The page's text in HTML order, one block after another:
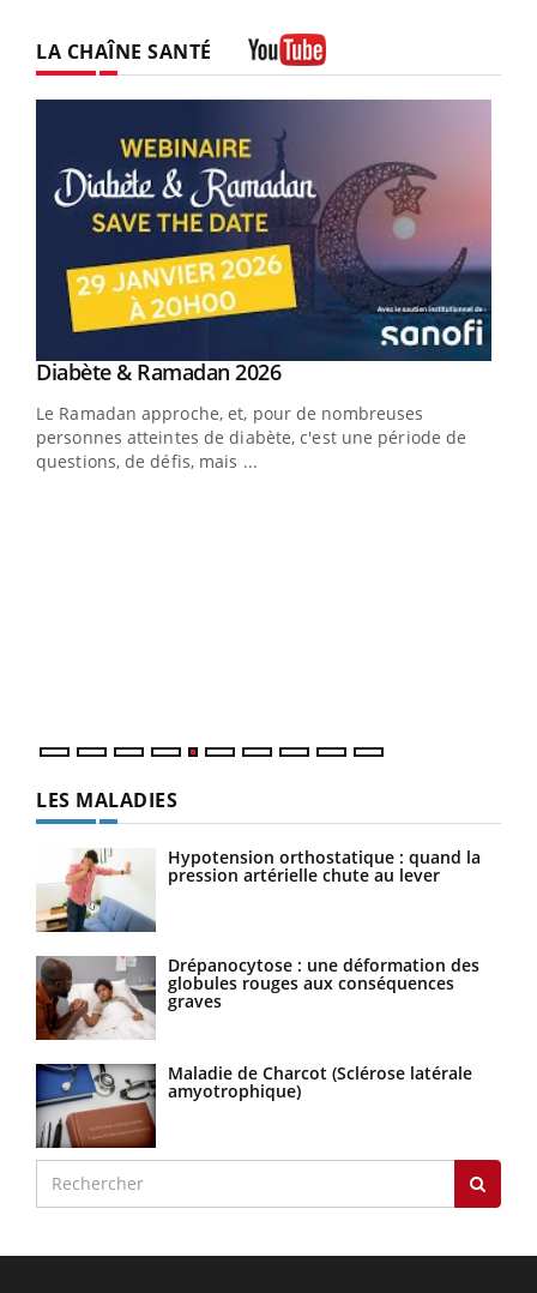
LA CHAÎNE SANTÉ
Youtube
Diabète & Ramadan 2026Youtube
Le Ramadan approche, et, pour de nombreuses
personnes atteintes de diabète, c'est une période de
questions, de défis, mais ...
LES MALADIES
Hypotension orthostatique : quand la
pression artérielle chute au lever
Drépanocytose : une déformation des
globules rouges aux conséquences
graves
Maladie de Charcot (Sclérose latérale
amyotrophique)